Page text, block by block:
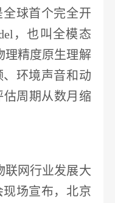
全球首个完全开
，也叫全模态
理精度原生理解
环境声音和动
周期从数月缩
联网行业发展大
场宣布， 北京